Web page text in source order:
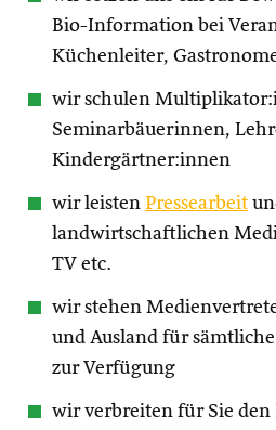
Bio-Information bei
Küchenleiter,
wir schulen
Seminarbäuerinnen,
Kindergärtner:innen
wir leisten Pressearbeit
landwirtschaftlichen
TV etc.
wir stehen
und Ausland für
zur Verfügung
wir verbreiten für Sie den